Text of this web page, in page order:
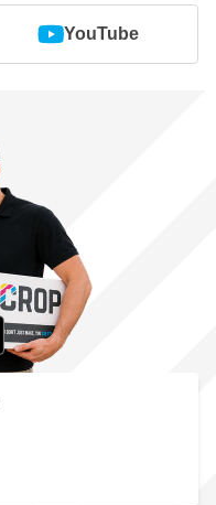
YouTube